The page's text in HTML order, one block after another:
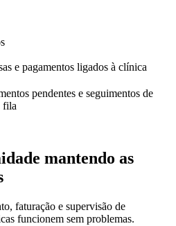
e pagamentos ligados à clínica
pendentes e seguimentos de
fila
mantendo as
faturação e supervisão de
funcionem sem problemas.